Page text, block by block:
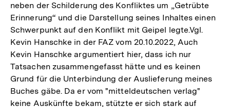
neben der Schilderung des Konfliktes um „Getrübte
Erinnerung“ und die Darstellung seines Inhaltes einen
Schwerpunkt auf den Konflikt mit Geipel legte.Vgl.
Kevin Hanschke in der FAZ vom 20.10.2022, Auch
Kevin Hanschke argumentiert hier, dass ich nur
Tatsachen zusammengefasst hätte und es keinen
Grund für die Unterbindung der Auslieferung meines
Buches gäbe. Da er vom "mitteldeutschen verlag"
keine Auskünfte bekam, stützte er sich stark auf